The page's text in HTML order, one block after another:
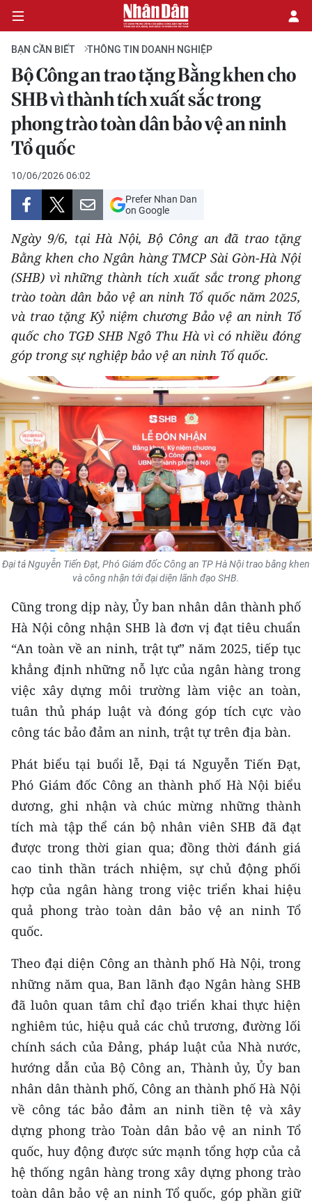
CHÍNH TRỊ
KINH TẾ
VĂN HÓA
XÃ HỘI
DU LỊCH
THẾ GIỚI
THỂ THAO
GIÁO DỤC
Y TẾ
KHOA HỌC - CÔNG NGHỆ
MÔI TRƯỜNG
BẠN ĐỌC
KIỂM CHỨNG THÔNG TIN
TRI THỨC CHUYÊN SÂU
CHƯƠNG TRÌNH OCOP - MỖI XÃ
MỘT SẢN PHẨM
RADIO
MEDIA CENTER
E-Magazine
Video
Media Chính trị
Media Kinh tế
Media Văn hóa
Media Xã hội
Media Pháp luật
Media Du lịch
Media Thế giới
Media Thể thao
Media Giáo dục
Media Y tế
Media Khoa học - Công nghệ
Media Môi trường
Ảnh
BẠN CẦN BIẾT THÔNG TIN DOANH NGHIỆP
Bộ Công an trao tặng Bằng khen cho
SHB vì thành tích xuất sắc trong
phong trào toàn dân bảo vệ an ninh
Tổ quốc
10/06/2026 06:02
Prefer Nhan Dan
on Google
Ngày 9/6, tại Hà Nội, Bộ Công an đã trao tặng
Bằng khen cho Ngân hàng TMCP Sài Gòn-Hà Nội
(SHB) vì những thành tích xuất sắc trong phong
trào toàn dân bảo vệ an ninh Tổ quốc năm 2025,
và trao tặng Kỷ niệm chương Bảo vệ an ninh Tổ
quốc cho TGĐ SHB Ngô Thu Hà vì có nhiều đóng
góp trong sự nghiệp bảo vệ an ninh Tổ quốc.
Đại tá Nguyễn Tiến Đạt, Phó Giám đốc Công an TP Hà Nội trao bằng khen
và công nhận tới đại diện lãnh đạo SHB.
Cũng trong dịp này, Ủy ban nhân dân thành phố
Hà Nội công nhận SHB là đơn vị đạt tiêu chuẩn
“An toàn về an ninh, trật tự” năm 2025, tiếp tục
khẳng định những nỗ lực của ngân hàng trong
việc xây dựng môi trường làm việc an toàn,
tuân thủ pháp luật và đóng góp tích cực vào
công tác bảo đảm an ninh, trật tự trên địa bàn.
Phát biểu tại buổi lễ, Đại tá Nguyễn Tiến Đạt,
Phó Giám đốc Công an thành phố Hà Nội biểu
dương, ghi nhận và chúc mừng những thành
tích mà tập thể cán bộ nhân viên SHB đã đạt
được trong thời gian qua; đồng thời đánh giá
cao tinh thần trách nhiệm, sự chủ động phối
hợp của ngân hàng trong việc triển khai hiệu
quả phong trào toàn dân bảo vệ an ninh Tổ
quốc.
Theo đại diện Công an thành phố Hà Nội, trong
những năm qua, Ban lãnh đạo Ngân hàng SHB
đã luôn quan tâm chỉ đạo triển khai thực hiện
nghiêm túc, hiệu quả các chủ trương, đường lối
chính sách của Đảng, pháp luật của Nhà nước,
hướng dẫn của Bộ Công an, Thành ủy, Ủy ban
nhân dân thành phố, Công an thành phố Hà Nội
về công tác bảo đảm an ninh tiền tệ và xây
dựng phong trào Toàn dân bảo vệ an ninh Tổ
quốc, huy động được sức mạnh tổng hợp của cả
hệ thống ngân hàng trong xây dựng phong trào
toàn dân bảo vệ an ninh Tổ quốc, góp phần giữ